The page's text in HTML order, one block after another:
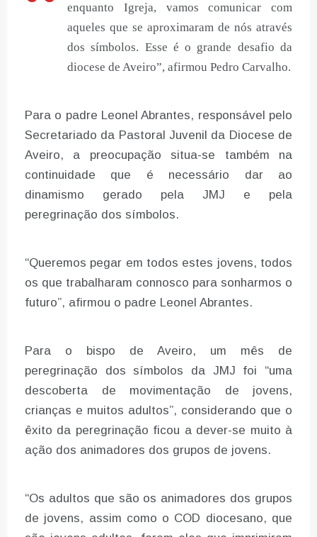
enquanto Igreja, vamos comunicar com
aqueles que se aproximaram de nós através
dos símbolos. Esse é o grande desafio da
diocese de Aveiro”, afirmou Pedro Carvalho.
Para o padre Leonel Abrantes, responsável pelo
Secretariado da Pastoral Juvenil da Diocese de
Aveiro, a preocupação situa-se também na
continuidade que é necessário dar ao
dinamismo gerado pela JMJ e pela
peregrinação dos símbolos.
“Queremos pegar em todos estes jovens, todos
os que trabalharam connosco para sonharmos o
futuro”, afirmou o padre Leonel Abrantes.
Para o bispo de Aveiro, um mês de
peregrinação dos símbolos da JMJ foi “uma
descoberta de movimentação de jovens,
crianças e muitos adultos”, considerando que o
êxito da peregrinação ficou a dever-se muito à
ação dos animadores dos grupos de jovens.
“Os adultos que são os animadores dos grupos
de jovens, assim como o COD diocesano, que